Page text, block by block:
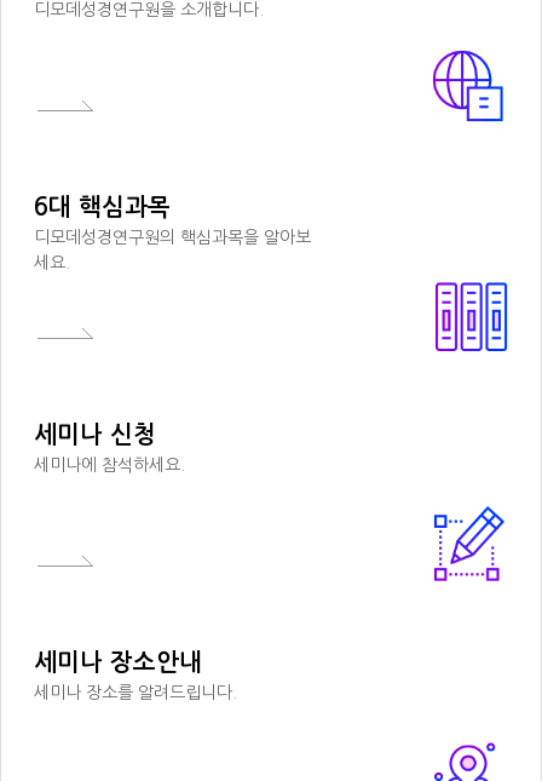
디모데성경연구원을 소개합니다.
6대 핵심과목
디모데성경연구원의 핵심과목을 알아보
세요.
세미나 신청
세미나에 참석하세요.
세미나 장소안내
세미나 장소를 알려드립니다.